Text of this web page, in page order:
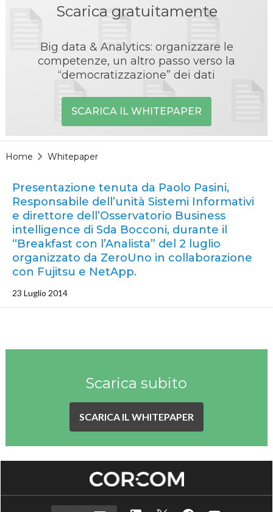
Scarica gratuitamente
Big data & Analytics: organizzare le
competenze, un altro passo verso la
“democratizzazione” dei dati
SCARICA IL WHITEPAPER
Home Whitepaper
Presentazione tenuta da Paolo Pasini,
Responsabile dell’unità Sistemi Informativi
e direttore dell’Osservatorio Business
intelligence di Sda Bocconi, durante il
“Breakfast con l’Analista” del 2 luglio
organizzato da ZeroUno in collaborazione
con Fujitsu e NetApp.
23 Luglio 2014
Scarica subito
SCARICA IL WHITEPAPER